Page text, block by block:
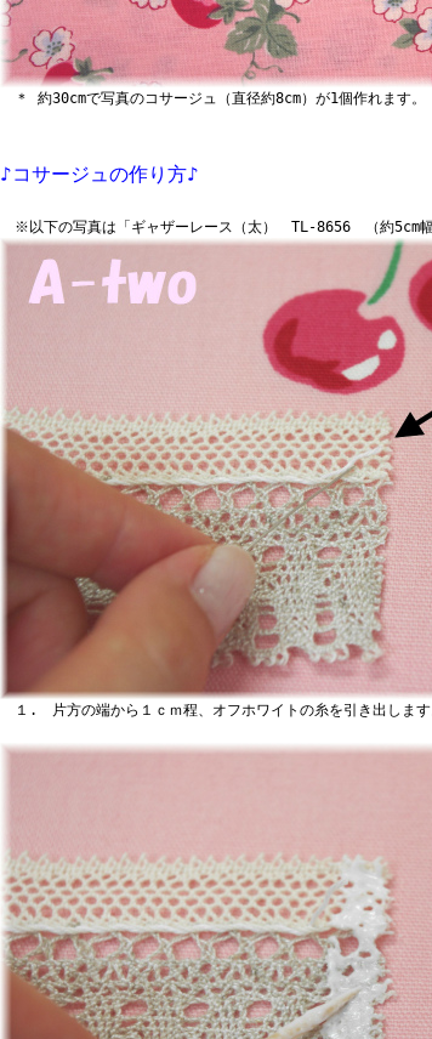
＊ 約30cmで写真のコサージュ（直径約8cm）が1個作れます。
♪コサージュの作り方♪
※以下の写真は「ギャザーレース（太） TL-8656 （約5cm幅
１. 片方の端から１ｃｍ程、オフホワイトの糸を引き出します